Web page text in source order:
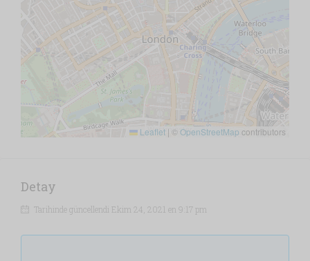
Leaflet | © OpenStreetMap contributors
Detay
Tarihinde güncellendi Ekim 24, 2021 en 9:17 pm